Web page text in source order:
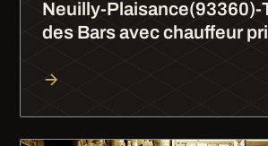
Neuilly-Plaisance(93360)-
des Bars avec chauffeur